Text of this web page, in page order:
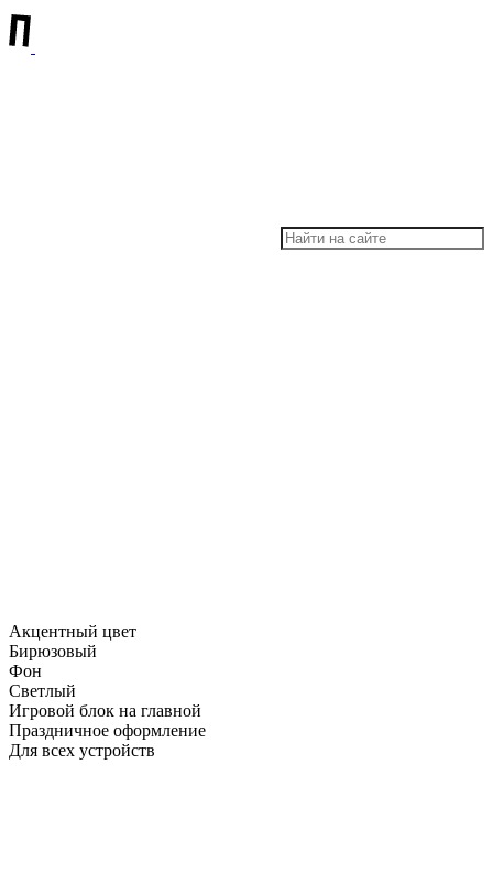
Акцентный цвет
Бирюзовый
Фон
Светлый
Игровой блок на главной
Праздничное оформление
Для всех устройств